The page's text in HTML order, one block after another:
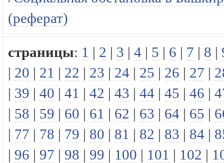
(реферат)
страницы: 1 | 2 | 3 | 4 | 5 | 6 | 7 | 8 |
| 20 | 21 | 22 | 23 | 24 | 25 | 26 | 27 |
| 39 | 40 | 41 | 42 | 43 | 44 | 45 | 46 |
| 58 | 59 | 60 | 61 | 62 | 63 | 64 | 65 |
| 77 | 78 | 79 | 80 | 81 | 82 | 83 | 84 |
| 96 | 97 | 98 | 99 | 100 | 101 | 102 |